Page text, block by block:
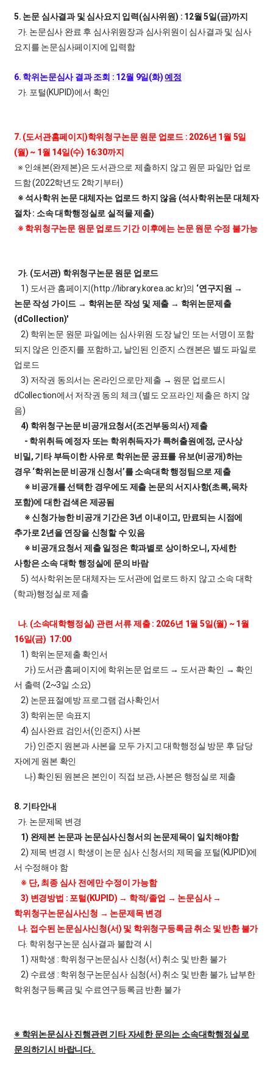
5. 논문 심사결과 및 심사요지 입력(심사위원) : 12월 5일(금)까지
가. 논문심사 완료 후 심사위원장과 심사위원이 심사결과 및 심사
요지를 논문심사페이지에 입력함
6. 학위논문심사 결과 조회 : 12월 9일(화)예정
가. 포털(KUPID)에서 확인
7. (도서관홈페이지)학위청구논문 원문 업로드 : 2026년 1월 5일
(월) ~ 1월 14일(수) 16:30까지
※ 인쇄본(완제본)은 도서관으로 제출하지 않고 원문 파일만 업로
드함 (2022학년도 2학기부터)
※ 석사학위 논문 대체자는 업로드 하지 않음 (석사학위논문 대체자
절차 : 소속 대학행정실로 실적물 제출)
※ 학위청구논문 원문 업로드 기간 이후에는 논문 원문 수정 불가능
가. (도서관) 학위청구논문 원문 업로드
1) 도서관 홈페이지(http://library.korea.ac.kr)의 ‘연구지원 →
논문 작성 가이드 → 학위논문 작성 및 제출 → 학위논문제출
(dCollection)'
2) 학위논문 원문 파일에는 심사위원 도장 날인 또는 서명이 포함
되지 않은 인준지를 포함하고, 날인된 인준지 스캔본은 별도 파일로
업로드
3) 저작권 동의서는 온라인으로만 제출 → 원문 업로드시
dCollection에서 저작권 동의 체크 (별도 오프라인 제출은 하지 않
음)
4) 학위청구논문비공개요청서(조건부동의서) 제출
- 학위취득 예정자 또는 학위취득자가 특허출원예정, 군사상
비밀, 기타 부득이한 사유로 학위논문 공표를 유보(비공개)하는
경우‘학위논문 비공개 신청서’를 소속대학 행정팀으로 제출
※ 비공개를 선택한 경우에도 제출 논문의 서지사항(초록,목차
포함)에 대한 검색은 제공됨
※신청가능한 비공개 기간은3년 이내이고, 만료되는 시점에
추가로 2년을 연장을 신청할 수 있음
※ 비공개요청서 제출 일정은 학과별로 상이하오니, 자세한
사항은 소속 대학 행정실에 문의 바람
5) 석사학위논문 대체자는 도서관에 업로드 하지 않고 소속 대학
(학과)행정실로 제출
나. (소속대학행정실) 관련 서류 제출 : 2026년 1월 5일(월) ~ 1월
16일(금) 17:00
1) 학위논문제출 확인서
가) 도서관 홈페이지에 학위논문 업로드 → 도서관 확인 → 확인
서 출력 (2~3일 소요)
2) 논문표절예방 프로그램 검사확인서
3) 학위논문 속표지
4) 심사완료 검인서(인준지) 사본
가) 인준지 원본과 사본을 모두 가지고 대학행정실 방문 후 담당
자에게 원본 확인
나) 확인된 원본은 본인이 직접 보관, 사본은 행정실로 제출
8. 기타안내
가. 논문제목 변경
1) 완제본 논문과 논문심사신청서의 논문제목이 일치해야함
2) 제목 변경 시 학생이 논문 심사 신청서의 제목을 포털(KUPID)에
서 수정해야 함
※ 단, 최종 심사 전에만 수정이 가능함
3) 변경방법 : 포털(KUPID) → 학적/졸업 → 논문심사 →
학위청구논문심사신청 → 논문제목 변경
나. 접수된 논문심사신청(서) 및 학위청구등록금 취소 및 반환 불가
다. 학위청구논문 심사결과 불합격 시
1) 재학생 : 학위청구논문심사 신청(서) 취소 및 반환 불가
2) 수료생 : 학위청구논문심사 심청(서) 취소 및 반환 불가, 납부한
학위청구등록금 및 수료연구등록금 반환 불가
※ 학위논문심사 진행관련 기타 자세한 문의는 소속대학행정실로
문의하기시 바랍니다.